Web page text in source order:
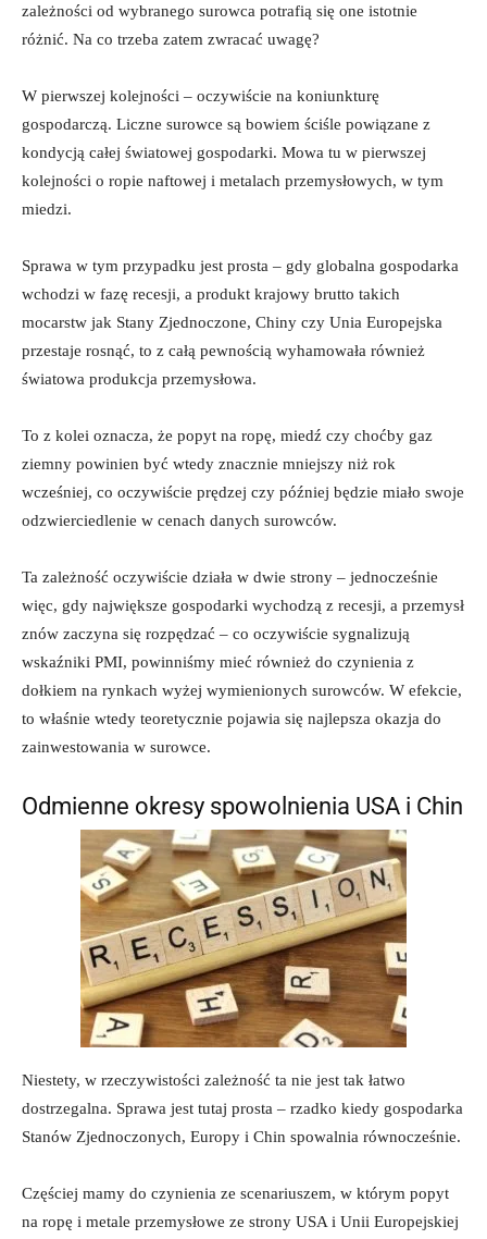
zależności od wybranego surowca potrafią się one istotnie
różnić. Na co trzeba zatem zwracać uwagę?
W pierwszej kolejności – oczywiście na koniunkturę
gospodarczą. Liczne surowce są bowiem ściśle powiązane z
kondycją całej światowej gospodarki. Mowa tu w pierwszej
kolejności o ropie naftowej i metalach przemysłowych, w tym
miedzi.
Sprawa w tym przypadku jest prosta – gdy globalna gospodarka
wchodzi w fazę recesji, a produkt krajowy brutto takich
mocarstw jak Stany Zjednoczone, Chiny czy Unia Europejska
przestaje rosnąć, to z całą pewnością wyhamowała również
światowa produkcja przemysłowa.
To z kolei oznacza, że popyt na ropę, miedź czy choćby gaz
ziemny powinien być wtedy znacznie mniejszy niż rok
wcześniej, co oczywiście prędzej czy później będzie miało swoje
odzwierciedlenie w cenach danych surowców.
Ta zależność oczywiście działa w dwie strony – jednocześnie
więc, gdy największe gospodarki wychodzą z recesji, a przemysł
znów zaczyna się rozpędzać – co oczywiście sygnalizują
wskaźniki PMI, powinniśmy mieć również do czynienia z
dołkiem na rynkach wyżej wymienionych surowców. W efekcie,
to właśnie wtedy teoretycznie pojawia się najlepsza okazja do
zainwestowania w surowce.
Odmienne okresy spowolnienia USA i Chin
Niestety, w rzeczywistości zależność ta nie jest tak łatwo
dostrzegalna. Sprawa jest tutaj prosta – rzadko kiedy gospodarka
Stanów Zjednoczonych, Europy i Chin spowalnia równocześnie.
Częściej mamy do czynienia ze scenariuszem, w którym popyt
na ropę i metale przemysłowe ze strony USA i Unii Europejskiej